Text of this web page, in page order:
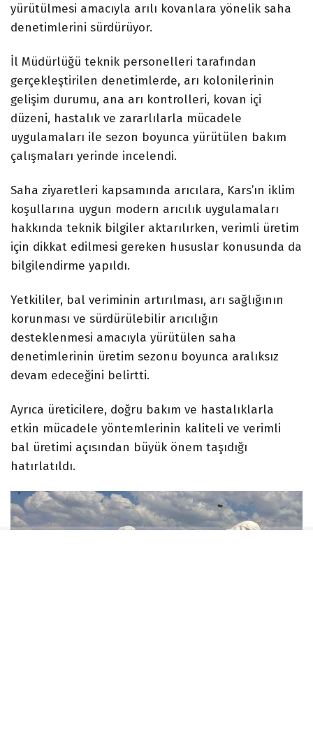
yürütülmesi amacıyla arılı kovanlara yönelik saha
denetimlerini sürdürüyor.
İl Müdürlüğü teknik personelleri tarafından
gerçekleştirilen denetimlerde, arı kolonilerinin
gelişim durumu, ana arı kontrolleri, kovan içi
düzeni, hastalık ve zararlılarla mücadele
uygulamaları ile sezon boyunca yürütülen bakım
çalışmaları yerinde incelendi.
Saha ziyaretleri kapsamında arıcılara, Kars’ın iklim
koşullarına uygun modern arıcılık uygulamaları
hakkında teknik bilgiler aktarılırken, verimli üretim
için dikkat edilmesi gereken hususlar konusunda da
bilgilendirme yapıldı.
Yetkililer, bal veriminin artırılması, arı sağlığının
korunması ve sürdürülebilir arıcılığın
desteklenmesi amacıyla yürütülen saha
denetimlerinin üretim sezonu boyunca aralıksız
devam edeceğini belirtti.
Ayrıca üreticilere, doğru bakım ve hastalıklarla
etkin mücadele yöntemlerinin kaliteli ve verimli
bal üretimi açısından büyük önem taşıdığı
hatırlatıldı.